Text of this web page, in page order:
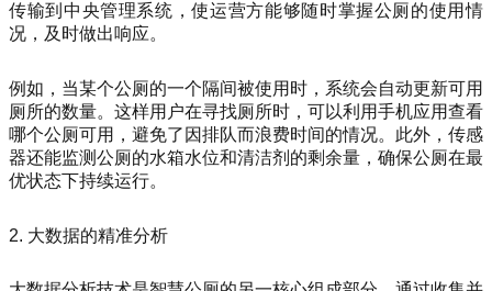
传输到中央管理系统，使运营方能够随时掌握公厕的使用情
况，及时做出响应。
例如，当某个公厕的一个隔间被使用时，系统会自动更新可用
厕所的数量。这样用户在寻找厕所时，可以利用手机应用查看
哪个公厕可用，避免了因排队而浪费时间的情况。此外，传感
器还能监测公厕的水箱水位和清洁剂的剩余量，确保公厕在最
优状态下持续运行。
2. 大数据的精准分析